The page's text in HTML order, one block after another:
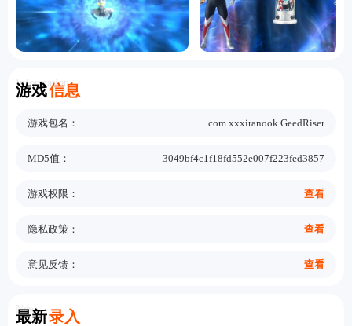
游戏信息
Information
游戏包名： com.xxxiranook.GeedRiser
MD5值： 3049bf4c1f18fd552e007f223fed3857
游戏权限： 查看
隐私政策： 查看
意见反馈： 查看
最新录入
New